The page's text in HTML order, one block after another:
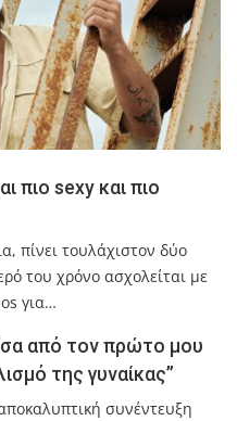
πιο sexy και πιο
πίνει τουλάχιστον δύο
του χρόνο ασχολείται με
για…
από τον πρώτο μου
της γυναίκας”
συνέντευξη